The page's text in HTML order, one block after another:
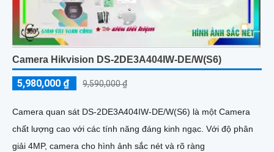
Camera Hikvision DS-2DE3A404IW-DE/W(S6)
5,980,000 ₫ 9,590,000 ₫
Camera quan sát DS-2DE3A404IW-DE/W(S6) là một Camera
chất lượng cao với các tính năng đáng kinh ngạc. Với độ phân
giải 4MP, camera cho hình ảnh sắc nét và rõ ràng